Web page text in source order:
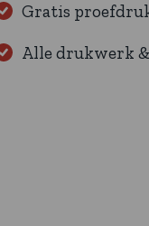
Gratis
Alle drukwerk